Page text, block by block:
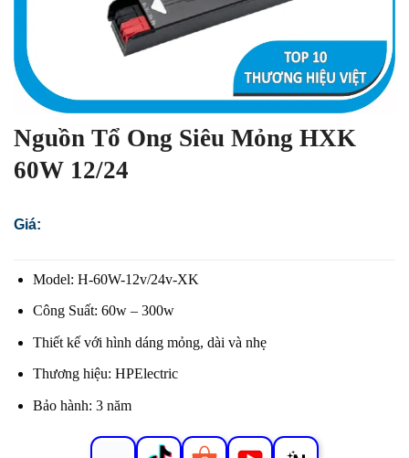
Nguồn Tổ Ong Siêu Mỏng HXK
60W 12/24
Giá:
Model: H-60W-12v/24v-XK
Công Suất: 60w – 300w
Thiết kế với hình dáng mỏng, dài và nhẹ
Thương hiệu: HPElectric
Bảo hành: 3 năm